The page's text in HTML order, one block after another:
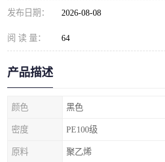
发布日期： 2026-08-08
阅 读 量： 64
产品描述
颜色 黑色
密度 PE100级
原料 聚乙烯